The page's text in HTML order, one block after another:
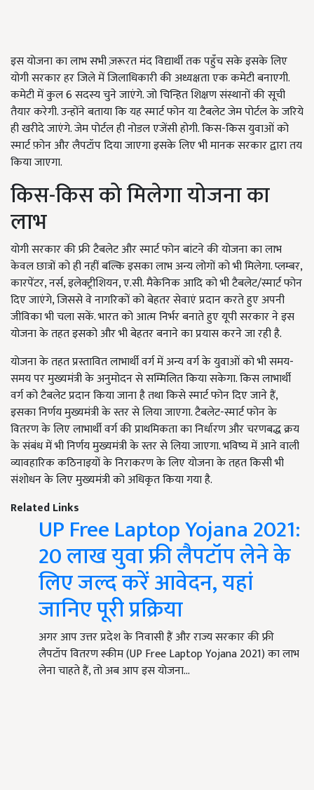
इस योजना का लाभ सभी ज़रूरत मंद विद्यार्थी तक पहुँच सके इसके लिए
योगी सरकार हर जिले में जिलाधिकारी की अध्यक्षता एक कमेटी बनाएगी.
कमेटी में कुल 6 सदस्य चुने जाएंगे. जो चिन्हित शिक्षण संस्थानों की सूची
तैयार करेगी. उन्होंने बताया कि यह स्मार्ट फोन या टैबलेट जेम पोर्टल के जरिये
ही खरीदे जाएंगे. जेम पोर्टल ही नोडल एजेंसी होगी. किस-किस युवाओं को
स्मार्ट फ़ोन और लैपटॉप दिया जाएगा इसके लिए भी मानक सरकार द्वारा तय
किया जाएगा.
किस-किस को मिलेगा योजना का
लाभ
योगी सरकार की फ्री टैबलेट और स्मार्ट फोन बांटने की योजना का लाभ
केवल छात्रों को ही नहीं बल्कि इसका लाभ अन्य लोगों को भी मिलेगा. प्लम्बर,
कारपेंटर, नर्स, इलेक्ट्रीशियन, ए.सी. मैकेनिक आदि को भी टैबलेट/स्मार्ट फोन
दिए जाएंगे, जिससे वे नागरिकों को बेहतर सेवाएं प्रदान करते हुए अपनी
जीविका भी चला सकें. भारत को आत्म निर्भर बनाते हुए यूपी सरकार ने इस
योजना के तहत इसको और भी बेहतर बनाने का प्रयास करने जा रही है.
योजना के तहत प्रस्तावित लाभार्थी वर्ग में अन्य वर्ग के युवाओं को भी समय-
समय पर मुख्यमंत्री के अनुमोदन से सम्मिलित किया सकेगा. किस लाभार्थी
वर्ग को टैबलेट प्रदान किया जाना है तथा किसे स्मार्ट फोन दिए जाने हैं,
इसका निर्णय मुख्यमंत्री के स्तर से लिया जाएगा. टैबलेट-स्मार्ट फोन के
वितरण के लिए लाभार्थी वर्ग की प्राथमिकता का निर्धारण और चरणबद्ध क्रय
के संबंध में भी निर्णय मुख्यमंत्री के स्तर से लिया जाएगा. भविष्य में आने वाली
व्यावहारिक कठिनाइयों के निराकरण के लिए योजना के तहत किसी भी
संशोधन के लिए मुख्यमंत्री को अधिकृत किया गया है.
Related Links
UP Free Laptop Yojana 2021:
20 लाख युवा फ्री लैपटॉप लेने के
लिए जल्द करें आवेदन, यहां
जानिए पूरी प्रक्रिया
अगर आप उत्तर प्रदेश के निवासी हैं और राज्य सरकार की फ्री
लैपटॉप वितरण स्कीम (UP Free Laptop Yojana 2021) का लाभ
लेना चाहते हैं, तो अब आप इस योजना…